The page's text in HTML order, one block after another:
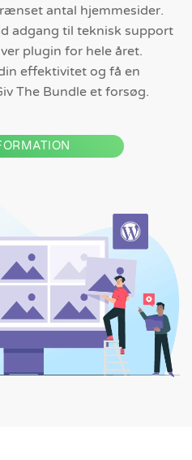
antal hjemmesider.
adgang til teknisk support
plugin for hele året.
effektivitet og få en
The Bundle et forsøg.